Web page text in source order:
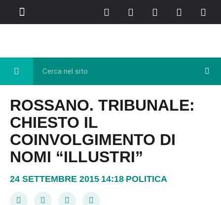
ROSSANO. TRIBUNALE:
CHIESTO IL
COINVOLGIMENTO DI
NOMI “ILLUSTRI”
24 SETTEMBRE 2015 14:18 POLITICA